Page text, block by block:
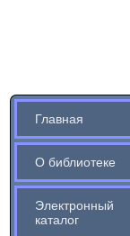
Главная
О библиотеке
Электронный
каталог